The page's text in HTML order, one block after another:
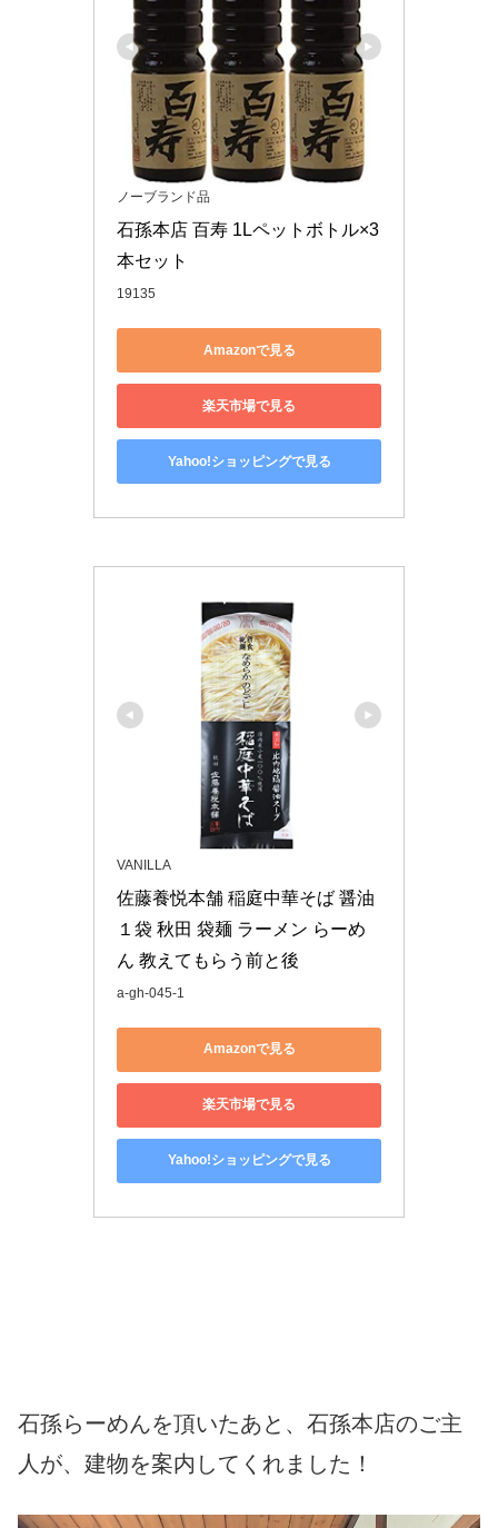
ノーブランド品
石孫本店 百寿 1Lペットボトル×3
本セット
19135
Amazonで見る
楽天市場で見る
Yahoo!ショッピングで見る
VANILLA
佐藤養悦本舗 稲庭中華そば 醤油
１袋 秋田 袋麺 ラーメン らーめ
ん 教えてもらう前と後
a-gh-045-1
Amazonで見る
楽天市場で見る
Yahoo!ショッピングで見る
石孫らーめんを頂いたあと、石孫本店のご主
人が、建物を案内してくれました！